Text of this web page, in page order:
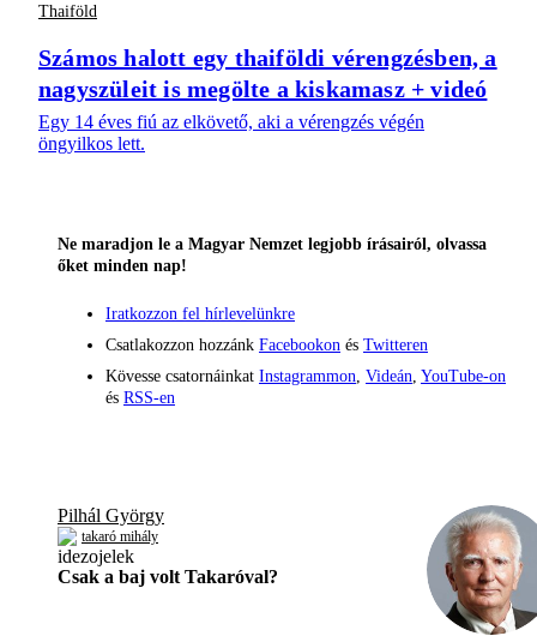
Thaiföld
Számos halott egy thaiföldi vérengzésben, a
nagyszüleit is megölte a kiskamasz + videó
Egy 14 éves fiú az elkövető, aki a vérengzés végén
öngyilkos lett.
Ne maradjon le a Magyar Nemzet legjobb írásairól, olvassa
őket minden nap!
Iratkozzon fel hírlevelünkre
Csatlakozzon hozzánk Facebookon és Twitteren
Kövesse csatornáinkat Instagrammon, Videán, YouTube-on
és RSS-en
Pilhál György
takaró mihály
Csak a baj volt Takaróval?